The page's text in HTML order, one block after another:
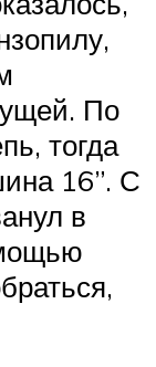
По
тогда
16”. С
в